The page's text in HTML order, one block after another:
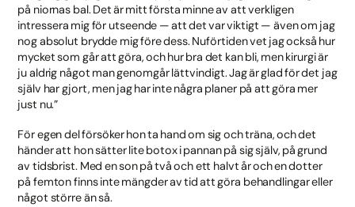
på niornas bal. Det är mitt första minne av att verkligen
intressera mig för utseende — att det var viktigt — även om jag
nog absolut brydde mig före dess. Nuförtiden vet jag också hur
mycket som går att göra, och hur bra det kan bli, men kirurgi är
ju aldrig något man genomgår lättvindigt. Jag är glad för det jag
själv har gjort, men jag har inte några planer på att göra mer
just nu.”
För egen del försöker hon ta hand om sig och träna, och det
händer att hon sätter lite botox i pannan på sig själv, på grund
av tidsbrist. Med en son på två och ett halvt år och en dotter
på femton finns inte mängder av tid att göra behandlingar eller
något större än så.